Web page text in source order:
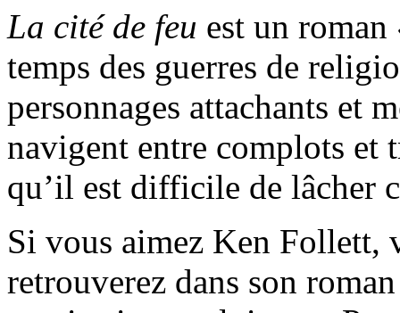
La cité de feu est un roman
temps des guerres de
personnages attachants et
navigent entre complots et
qu’il est difficile de lâcher
Si vous aimez Ken Follett,
retrouverez dans son